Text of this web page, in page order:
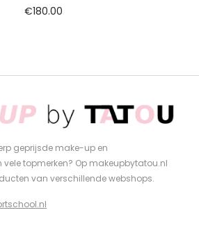
€180.00
geprijsde make-up en
topmerken? Op makeupbytatou.nl
van verschillende webshops.